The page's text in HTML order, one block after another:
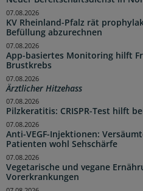
KV Rheinland-Pfalz rät
Befüllung abzurechnen
07.08.2026
App-basiertes Monitoring hilft
Brustkrebs
07.08.2026
Ärztlicher Hitzehass
07.08.2026
Pilzkeratitis: CRISPR-Test hilft
07.08.2026
Anti-VEGF-Injektionen:
Patienten wohl Sehschärfe
07.08.2026
Vegetarische und vegane
Vorerkrankungen
07.08.2026